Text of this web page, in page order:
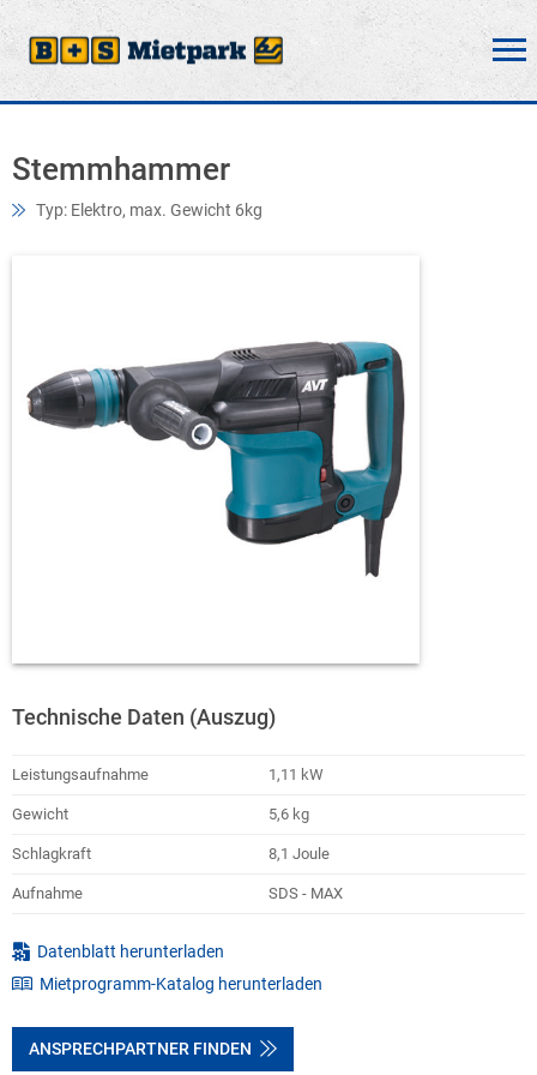
Stemmhammer
Typ: Elektro, max. Gewicht 6kg
Technische Daten (Auszug)
Leistungsaufnahme 1,11 kW
Gewicht 5,6 kg
Schlagkraft 8,1 Joule
Aufnahme SDS - MAX
Datenblatt herunterladen
Mietprogramm-Katalog herunterladen
ANSPRECHPARTNER FINDEN